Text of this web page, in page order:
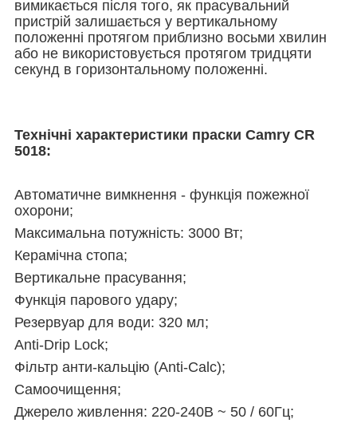
вимикається після того, як прасувальний
пристрій залишається у вертикальному
положенні протягом приблизно восьми хвилин
або не використовується протягом тридцяти
секунд в горизонтальному положенні.
Технічні характеристики праски Camry CR
5018:
Автоматичне вимкнення - функція пожежної
охорони;
Максимальна потужність: 3000 Вт;
Керамічна стопа;
Вертикальне прасування;
Функція парового удару;
Резервуар для води: 320 мл;
Anti-Drip Lock;
Фільтр анти-кальцію (Anti-Calc);
Самоочищення;
Джерело живлення: 220-240В ~ 50 / 60Гц;